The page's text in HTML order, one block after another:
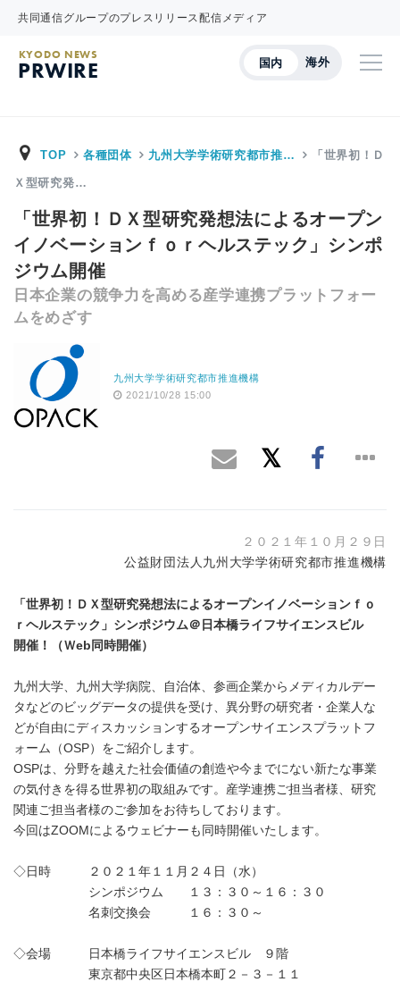
共同通信グループのプレスリリース配信メディア
国内 海外
KYODO NEWS
PRWIRE
TOP 各種団体 九州大学学術研究都市推… 「世界初！Ｄ
Ｘ型研究発…
「世界初！ＤＸ型研究発想法によるオープン
イノベーションｆｏｒヘルステック」シンポ
ジウム開催
日本企業の競争力を高める産学連携プラットフォー
ムをめざす
九州大学学術研究都市推進機構
2021/10/28 15:00
２０２１年１０月２９日
公益財団法人九州大学学術研究都市推進機構
「世界初！ＤＸ型研究発想法によるオープンイノベーションｆｏ
ｒヘルステック」シンポジウム＠日本橋ライフサイエンスビル
開催！（Ｗeb同時開催）
九州大学、九州大学病院、自治体、参画企業からメディカルデー
タなどのビッグデータの提供を受け、異分野の研究者・企業人な
どが自由にディスカッションするオープンサイエンスプラットフ
ォーム（OSP）をご紹介します。
OSPは、分野を越えた社会価値の創造や今までにない新たな事業
の気付きを得る世界初の取組みです。産学連携ご担当者様、研究
関連ご担当者様のご参加をお待ちしております。
今回はZOOMによるウェビナーも同時開催いたします。
◇日時 ２０２１年１１月２４日（水）
シンポジウム １３：３０～１６：３０
名刺交換会 １６：３０～
◇会場 日本橋ライフサイエンスビル ９階
東京都中央区日本橋本町２－３－１１